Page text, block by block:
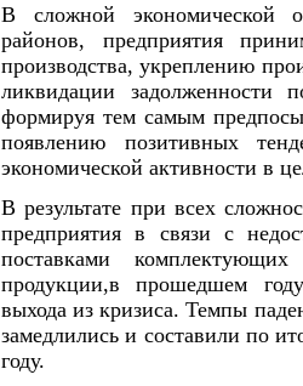
В сложной экономической
районов, предприятия
производства, укреплению
ликвидации задолженности
формируя тем самым
появлению позитивных
экономической активности в
В результате при всех
предприятия в связи с
поставками
продукции,в прошедшем
выхода из кризиса. Темпы
замедлились и составили по
году.